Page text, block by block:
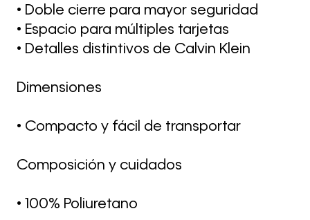
• Doble cierre para mayor seguridad
• Espacio para múltiples tarjetas
• Detalles distintivos de Calvin Klein
Dimensiones
• Compacto y fácil de transportar
Composición y cuidados
• 100% Poliuretano